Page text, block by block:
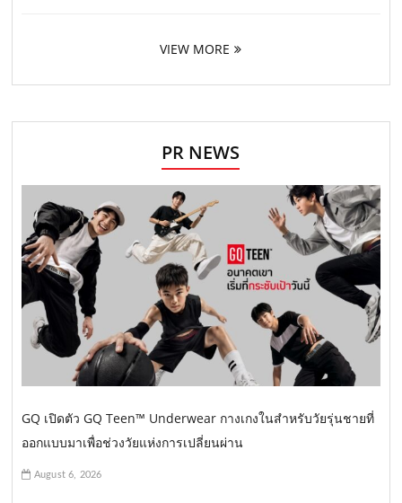
VIEW MORE
PR NEWS
GQ เปิดตัว GQ Teen™ Underwear กางเกงในสำหรับวัยรุ่นชายที่
ออกแบบมาเพื่อช่วงวัยแห่งการเปลี่ยนผ่าน
August 6, 2026